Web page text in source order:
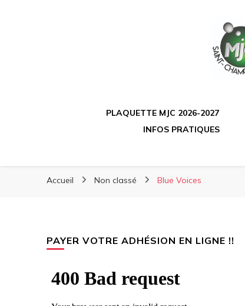
PLAQUETTE MJC 2026-2027
INFOS PRATIQUES
Accueil Non classé Blue Voices
PAYER VOTRE ADHÉSION EN LIGNE !!